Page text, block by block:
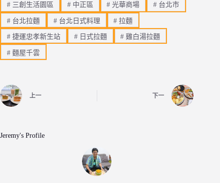
#三創生活園區 #中正區 # 光華商場 # 台北市
#台北拉麵 #台北日式料理 # 拉麵
#捷運忠孝新生站 #日式拉麵 # 雞白湯拉麵
#麵屋千雲
上一 下一
Jeremy's Profile